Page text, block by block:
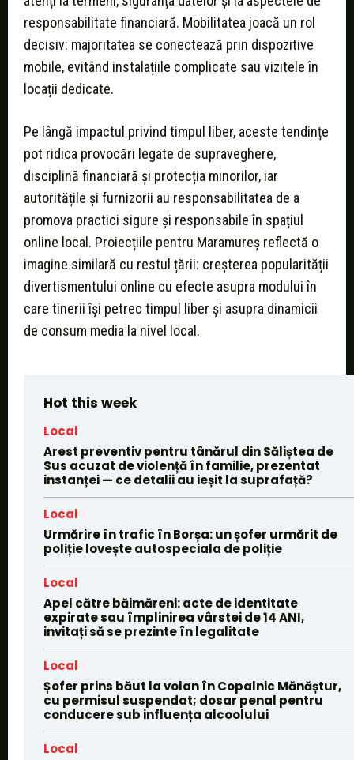
responsabilitate financiară. Mobilitatea joacă un rol
decisiv: majoritatea se conectează prin dispozitive
mobile, evitând instalațiile complicate sau vizitele în
locații dedicate.
Pe lângă impactul privind timpul liber, aceste tendințe
pot ridica provocări legate de supraveghere,
disciplină financiară și protecția minorilor, iar
autoritățile și furnizorii au responsabilitatea de a
promova practici sigure și responsabile în spațiul
online local. Proiecțiile pentru Maramureș reflectă o
imagine similară cu restul țării: creșterea popularității
divertismentului online cu efecte asupra modului în
care tinerii își petrec timpul liber și asupra dinamicii
de consum media la nivel local.
Hot this week
Local
Arest preventiv pentru tânărul din Săliștea de
Sus acuzat de violență în familie, prezentat
instanței — ce detalii au ieșit la suprafață?
Local
Urmărire în trafic în Borșa: un șofer urmărit de
poliție lovește autospeciala de poliție
Local
Apel către băimăreni: acte de identitate
expirate sau împlinirea vârstei de 14 ANI,
invitați să se prezinte în legalitate
Local
Șofer prins băut la volan în Copalnic Mănăștur,
cu permisul suspendat; dosar penal pentru
conducere sub influența alcoolului
Local